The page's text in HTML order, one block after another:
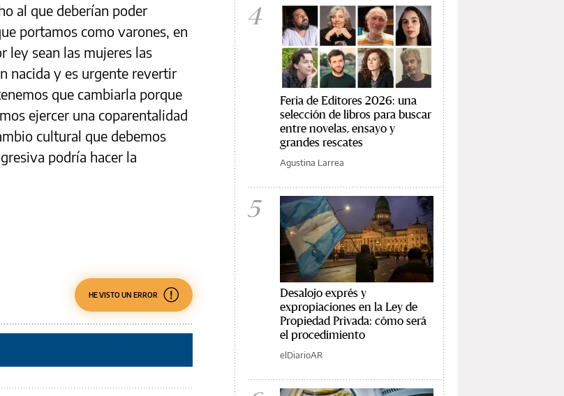
al que deberían poder
portamos como varones, en
ley sean las mujeres las
nacida y es urgente revertir
que cambiarla porque
ejercer una coparentalidad
cultural que debemos
podría hacer la
HE VISTO UN ERROR
4
Feria de Editores 2026: una
selección de libros para buscar
entre novelas, ensayo y
grandes rescates
Agustina Larrea
5
Desalojo exprés y
expropiaciones en la Ley de
Propiedad Privada: cómo será
el procedimiento
elDiarioAR